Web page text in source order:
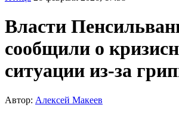
Власти
сообщили о
ситуации из-за
Автор: Алексей Макеев